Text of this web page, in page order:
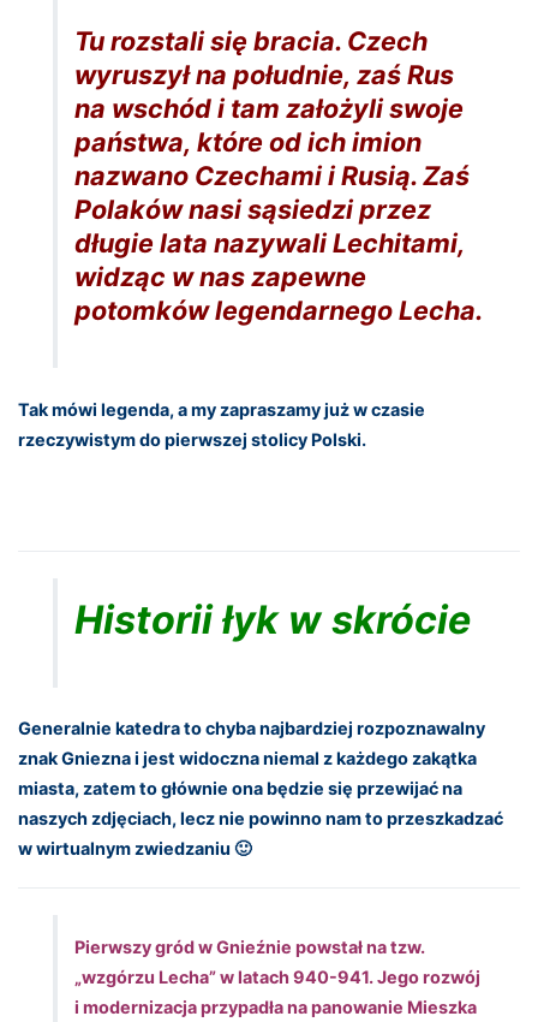
Tu rozstali się bracia. Czech
wyruszył na południe, zaś Rus
na wschód i tam założyli swoje
państwa, które od ich imion
nazwano Czechami i Rusią. Zaś
Polaków nasi sąsiedzi przez
długie lata nazywali Lechitami,
widząc w nas zapewne
potomków legendarnego Lecha.
Tak mówi legenda, a my zapraszamy już w czasie
rzeczywistym do pierwszej stolicy Polski.
Historii łyk w skrócie
Generalnie katedra to chyba najbardziej rozpoznawalny
znak Gniezna i jest widoczna niemal z każdego zakątka
miasta, zatem to głównie ona będzie się przewijać na
naszych zdjęciach, lecz nie powinno nam to przeszkadzać
w wirtualnym zwiedzaniu 🙂
Pierwszy gród w Gnieźnie powstał na tzw.
„wzgórzu Lecha” w latach 940-941. Jego rozwój
i modernizacja przypadła na panowanie Mieszka